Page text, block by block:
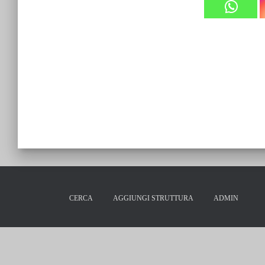
CERCA AGGIUNGI STRUTTURA ADMIN